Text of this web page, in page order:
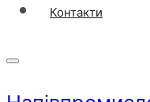
Контакти